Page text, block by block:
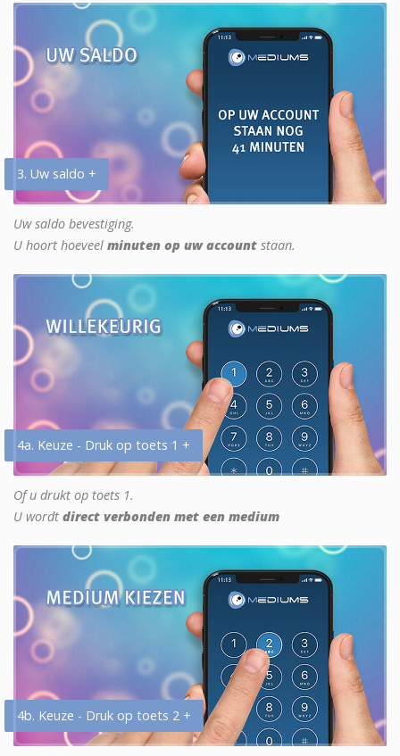
3. Uw saldo +
Uw saldo bevestiging.
U hoort hoeveel minuten op uw account staan.
4a. Keuze - Druk op toets 1 +
Of u drukt op toets 1.
U wordt direct verbonden met een medium
4b. Keuze - Druk op toets 2 +